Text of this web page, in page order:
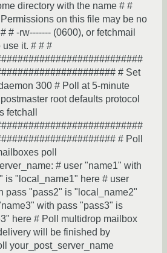
directory with the name # #
on this file may be no
# -rw------- (0600), or fetchmail
it. # # #
# Set
300 # Poll at 5-minute
root defaults protocol
fetchall
# Poll
poll
# user "name1" with
is "local_name1" here # user
pass "pass2" is "local_name2"
with pass "pass3" is
here # Poll multidrop mailbox
will be finished by
your_post_server_name